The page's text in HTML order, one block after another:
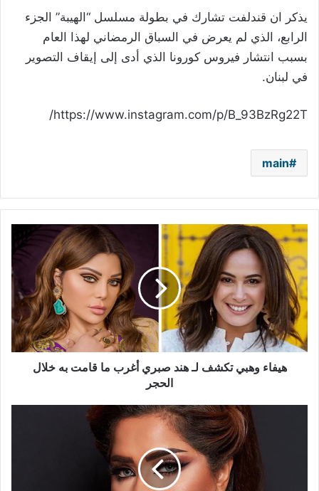
يذكر ان قندلفت تشارك في بطولة مسلسل “الهيبة” الجزء
الرابع، الذي لم يعرض في السباق الرمضاني لهذا العام
بسبب انتشار فيروس كورونا الذي أدى إلى إيقاف التصوير
في لبنان.
https://www.instagram.com/p/B_93BzRg22T/
main
هيفاء
وهبي
تكشف
لـ
هند
صبري
أغرب
ما
قامت
هيفاء وهبي تكشف لـ هند صبري أغرب ما قامت به خلال
الحجر